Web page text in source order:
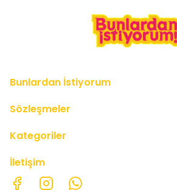
Bunlardan İstiyorum
Sözleşmeler
Kategoriler
İletişim